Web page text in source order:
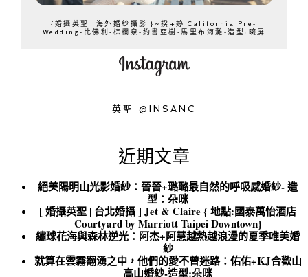
{婚攝英聖 |海外婚紗攝影 }~揆+婷 California Pre-
Wedding-比佛利-棕櫚泉-約書亞樹-馬里布海灘-造型:晼屏
英聖 @INSANC
近期文章
絕美陽明山光影婚紗：晉晉+璐璐最自然的呼吸感婚紗- 造
型：朵咪
[ 婚攝英聖 | 台北婚攝 ] Jet & Claire { 地點:國泰萬怡酒店
Courtyard by Marriott Taipei Downtown}
繡球花海與森林逆光：阿杰+阿慧越熱越浪漫的夏季唯美婚
紗
就算在雲霧翻湧之中，他們的愛不曾迷路：佑佑+KJ合歡山
高山婚紗-造型:朵咪